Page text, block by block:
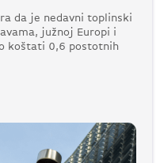
da je nedavni toplinski
južnoj Europi i
koštati 0,6 postotnih